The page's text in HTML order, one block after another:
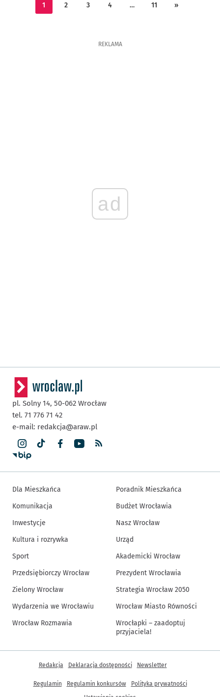
1 2 3 4 … 11 »
REKLAMA
ad
pl. Solny 14, 50-062 Wrocław
tel. 71 776 71 42
e-mail: redakcja@araw.pl
Dla Mieszkańca
Komunikacja
Inwestycje
Kultura i rozrywka
Sport
Przedsiębiorczy Wrocław
Zielony Wrocław
Wydarzenia we Wrocławiu
Wrocław Rozmawia
Poradnik Mieszkańca
Budżet Wrocławia
Nasz Wrocław
Urząd
Akademicki Wrocław
Prezydent Wrocławia
Strategia Wrocław 2050
Wrocław Miasto Równości
Wrocłapki – zaadoptuj
przyjaciela!
Inne informacje
Redakcja Deklaracja dostępności Newsletter
Regulamin Regulamin konkursów
Polityka prywatności